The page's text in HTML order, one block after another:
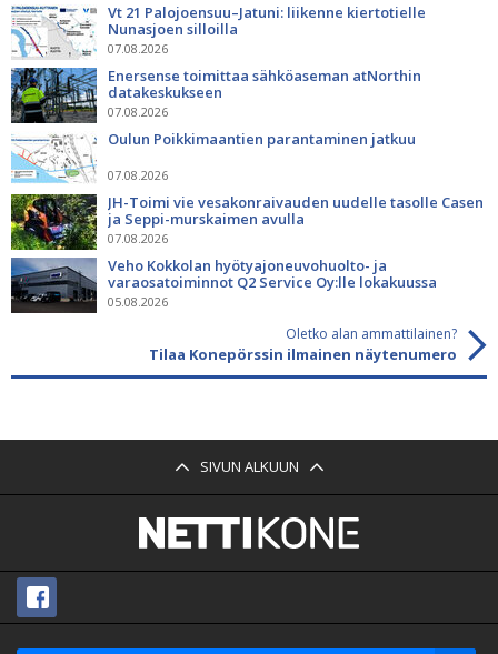
Vt 21 Palojoensuu–Jatuni: liikenne kiertotielle
Nunasjoen silloilla
07.08.2026
Enersense toimittaa sähköaseman atNorthin
datakeskukseen
07.08.2026
Oulun Poikkimaantien parantaminen jatkuu
07.08.2026
JH-Toimi vie vesakonraivauden uudelle tasolle Casen
ja Seppi-murskaimen avulla
07.08.2026
Veho Kokkolan hyötyajoneuvohuolto- ja
varaosatoiminnot Q2 Service Oy:lle lokakuussa
05.08.2026
Oletko alan ammattilainen?
Tilaa Konepörssin ilmainen näytenumero
SIVUN ALKUUN